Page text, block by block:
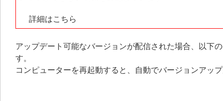
詳細はこちら
アップデート可能なバージョンが配信された場合、以下
す。
コンピューターを再起動すると、自動でバージョンアッ